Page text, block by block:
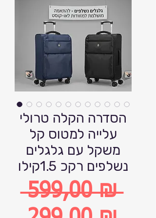
הסדרה הקלה טרולי
עלייה למטוס קל
משקל עם גלגלים
נשלפים רקכ 1.5קילו
599,00 ₪